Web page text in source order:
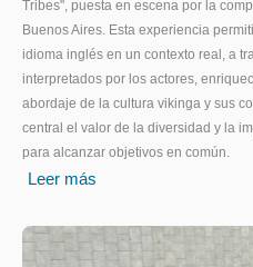
Tribes", puesta en escena por la
Buenos Aires. Esta experiencia
idioma inglés en un contexto real, a
interpretados por los actores,
abordaje de la cultura vikinga y sus
central el valor de la diversidad y la
para alcanzar objetivos en común.
Leer más